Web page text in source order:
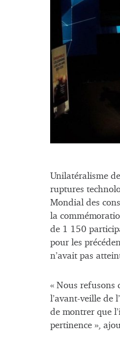
Unilatéralisme de
ruptures
Mondial des
la
de 1 150
pour les
n’avait pas
« Nous refusons
l’avant-veille de
de montrer que
pertinence »,